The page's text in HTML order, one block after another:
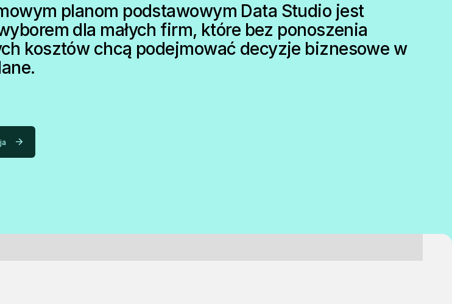
planom podstawowym Data Studio jest
dla małych firm, które bez ponoszenia
kosztów chcą podejmować decyzje biznesowe w